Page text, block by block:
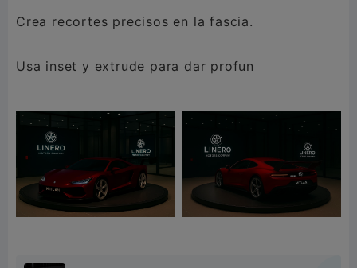
Crea recortes precisos en la fascia.
Usa inset y extrude para dar profun